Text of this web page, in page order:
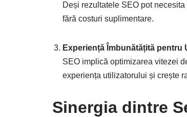
Deși rezultatele SEO pot
fără costuri suplimentare.
Experiență Îmbunătățită pentru
SEO implică optimizarea vitezei
experiența utilizatorului și crește
Sinergia dintre